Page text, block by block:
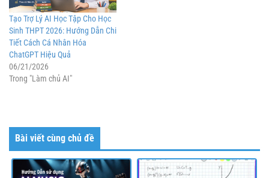
Tạo Trợ Lý AI Học Tập Cho Học
Sinh THPT 2026: Hướng Dẫn Chi
Tiết Cách Cá Nhân Hóa
ChatGPT Hiệu Quả
06/21/2026
Trong "Làm chủ AI"
Bài viết cùng chủ đề